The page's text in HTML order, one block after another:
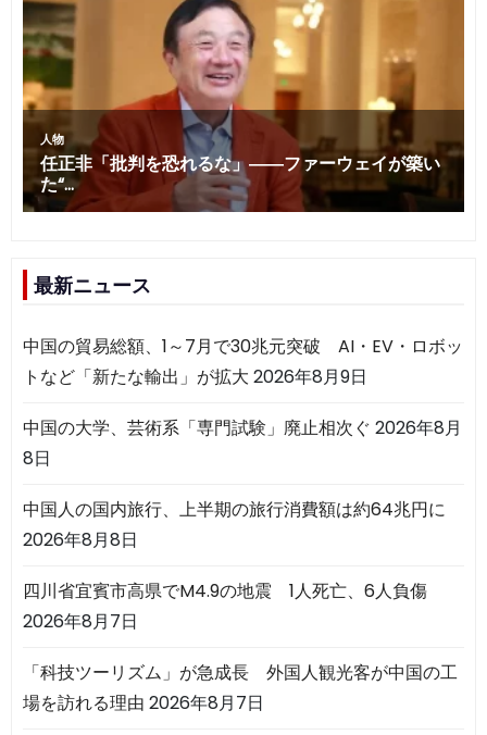
最新ニュース
中国の貿易総額、1～7月で30兆元突破 AI・EV・ロボッ
トなど「新たな輸出」が拡大 2026年8月9日
中国の大学、芸術系「専門試験」廃止相次ぐ 2026年8月
8日
中国人の国内旅行、上半期の旅行消費額は約64兆円に
2026年8月8日
四川省宜賓市高県でM4.9の地震 1人死亡、6人負傷
2026年8月7日
「科技ツーリズム」が急成長 外国人観光客が中国の工
場を訪れる理由 2026年8月7日